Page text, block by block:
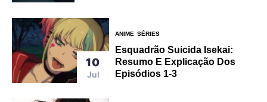
10
Jul
ANIME SÉRIES
Esquadrão Suicida Isekai:
Resumo E Explicação Dos
Episódios 1-3